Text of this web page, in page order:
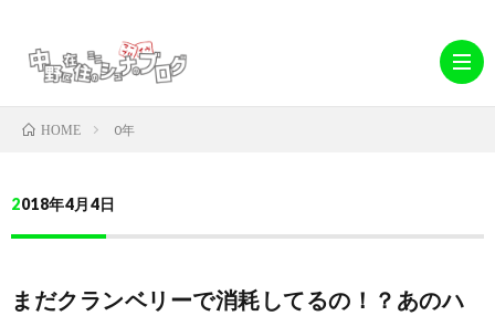
ー
ム
中
デ
HOME 0年
2018年4月4日
まだクランベリーで消耗してるの！？あのハ